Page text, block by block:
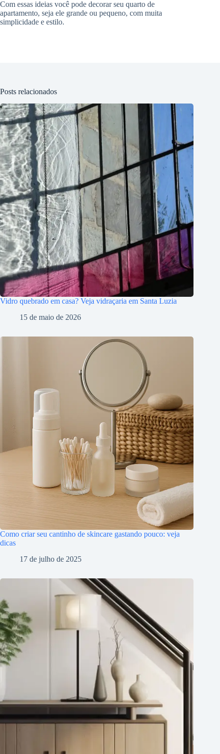
Com essas ideias você pode decorar seu quarto de
apartamento, seja ele grande ou pequeno, com muita
simplicidade e estilo.
Posts relacionados
Vidro quebrado em casa? Veja vidraçaria em Santa Luzia
15 de maio de 2026
Como criar seu cantinho de skincare gastando pouco: veja
dicas
17 de julho de 2025